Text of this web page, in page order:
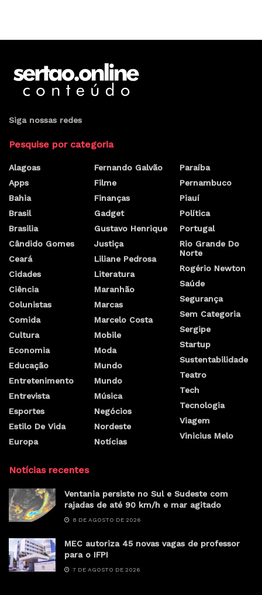
Siga nossas redes
Pesquise por categoria
Alagoas
Apps
Bahia
Brasil
Brasilia
Cândido Gomes
Ceará
Cidades
Ciência
Colunistas
Comida
Cultura
Economia
Educação
Entretenimento
Entrevista
Esportes
Estilo De Vida
Europa
Fernando Galvão
Filme
Finanças
Gadget
Gustavo Henrique
Justiça
Liliane Pedrosa
Literatura
Maranhão
Marcas
Marcelo Costa
Mobile
Moda
Mundo
Mundo
Música
Negócios
Nordeste
Notícias
Paraíba
Pernambuco
Piauí
Política
Portugal
Rio Grande Do
Norte
Rogério Newton
Saúde
Segurança
Sem Categoria
Sergipe
Startup
Sustentabilidade
Teatro
Tech
Tecnologia
Viagem
Vinicius Melo
Notícias recentes
Ventania persiste no Sul e Sudeste com
rajadas de até 90 km/h e mar agitado
8 DE AGOSTO DE 2026
MEC autoriza 45 novas vagas de professor
para o IFPI
7 DE AGOSTO DE 2026